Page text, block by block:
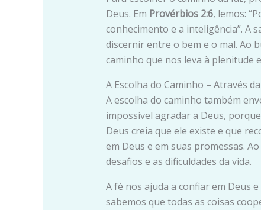
Deus. Em Provérbios 2:6, lemos:
conhecimento e a inteligência”. A
discernir entre o bem e o mal. Ao
caminho que nos leva à plenitude
A Escolha do Caminho – Através da
A escolha do caminho também
impossível agradar a Deus,
Deus creia que ele existe e que
em Deus e em suas promessas.
desafios e as dificuldades da vida.
A fé nos ajuda a confiar em Deus
sabemos que todas as coisas